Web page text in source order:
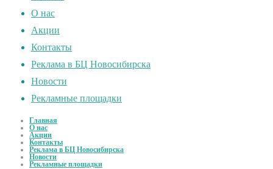
О нас
Акции
Контакты
Реклама в БЦ Новосибирска
Новости
Рекламные площадки
Главная
О нас
Акции
Контакты
Реклама в БЦ Новосибирска
Новости
Рекламные площадки